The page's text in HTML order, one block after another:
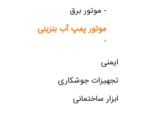
موتور برق -
موتور پمپ آب بنزینی
-
ایمنی
تجهیزات جوشکاری
ابزار ساختمانی